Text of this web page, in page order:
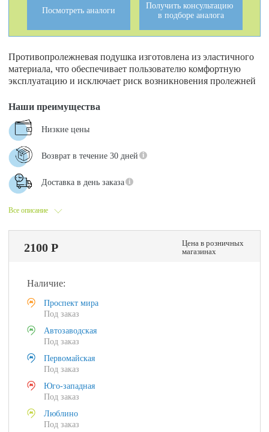
Посмотреть аналоги
Получить консультацию
в подборе аналога
Противопролежневая подушка изготовлена из эластичного
материала, что обеспечивает пользователю комфортную
эксплуатацию и исключает риск возникновения пролежней
Все описание
Наши преимущества
Низкие цены
Возврат в течение 30 дней
Доставка в день заказа
2100 Р
Цена в розничных
магазинах
Наличие:
Проспект мира
Под заказ
Автозаводская
Под заказ
Первомайская
Под заказ
Юго-западная
Под заказ
Люблино
Под заказ